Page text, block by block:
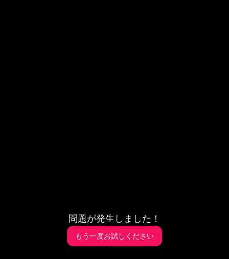
問題が発生しました！
もう一度お試しください